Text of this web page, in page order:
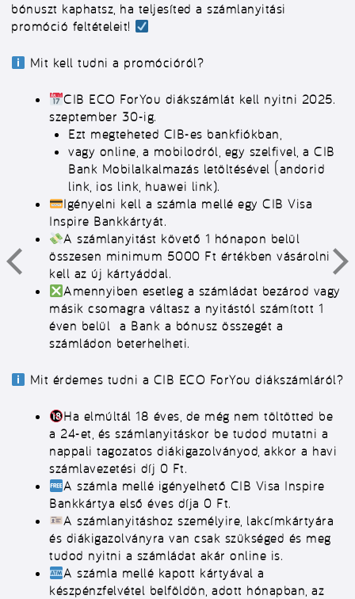
bónuszt kaphatsz, ha teljesíted a számlanyitási
promóció feltételeit!
Mit kell tudni a promócióról?
CIB ECO ForYou diákszámlát kell nyitni 2025.
szeptember 30-ig.
Ezt megteheted CIB-es bankfiókban,
vagy online, a mobilodról, egy szelfivel, a CIB
Bank Mobilalkalmazás letöltésével (andorid
link, ios link, huawei link).
Igényelni kell a számla mellé egy CIB Visa
Inspire Bankkártyát.
A számlanyitást követő 1 hónapon belül
összesen minimum 5000 Ft értékben vásárolni
kell az új kártyáddal.
Amennyiben esetleg a számládat bezárod vagy
másik csomagra váltasz a nyitástól számított 1
éven belül a Bank a bónusz összegét a
számládon beterhelheti.
Mit érdemes tudni a CIB ECO ForYou diákszámláról?
Ha elmúltál 18 éves, de még nem töltötted be
a 24-et, és számlanyitáskor be tudod mutatni a
nappali tagozatos diákigazolványod, akkor a havi
számlavezetési díj 0 Ft.
A számla mellé igényelhető CIB Visa Inspire
Bankkártya első éves díja 0 Ft.
A számlanyitáshoz személyire, lakcímkártyára
és diákigazolványra van csak szükséged és meg
tudod nyitni a számládat akár online is.
A számla mellé kapott kártyával a
készpénzfelvétel belföldön, adott hónapban, az